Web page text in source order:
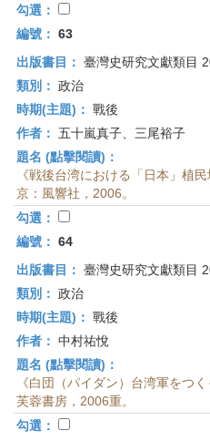
勾選：
編號： 63
出版書目： 臺灣史研究文獻類目
類別： 政治
時期(主題)： 戰後
作者： 五十嵐真子、三尾裕子
題名 (點擊閱讀)：
《戦後台湾における「日本」植
京：風響社，2006。
勾選：
編號： 64
出版書目： 臺灣史研究文獻類目
類別： 政治
時期(主題)： 戰後
作者： 中村祐悅
題名 (點擊閱讀)：
《白団（パイダン）台湾軍をつ
芙蓉書房，2006重。
勾選：